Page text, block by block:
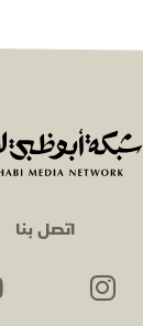
اتصل بنا